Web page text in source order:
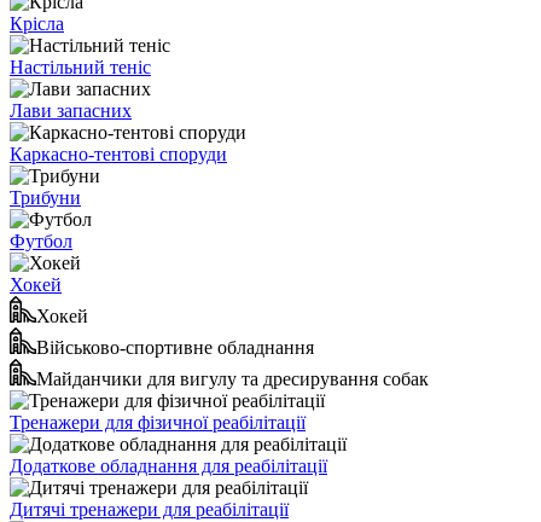
Крісла
Настільний теніс
Лави запасних
Каркасно-тентові споруди
Трибуни
Футбол
Хокей
Хокей
Військово-спортивне обладнання
Майданчики для вигулу та дресирування собак
Тренажери для фізичної реабілітації
Додаткове обладнання для реабілітації
Дитячі тренажери для реабілітації